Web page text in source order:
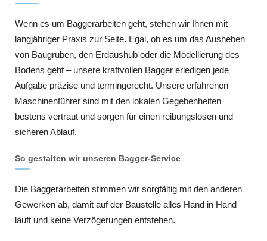
Wenn es um Baggerarbeiten geht, stehen wir Ihnen mit
langjähriger Praxis zur Seite. Egal, ob es um das Ausheben
von Baugruben, den Erdaushub oder die Modellierung des
Bodens geht – unsere kraftvollen Bagger erledigen jede
Aufgabe präzise und termingerecht. Unsere erfahrenen
Maschinenführer sind mit den lokalen Gegebenheiten
bestens vertraut und sorgen für einen reibungslosen und
sicheren Ablauf.
So gestalten wir unseren Bagger-Service
Die Baggerarbeiten stimmen wir sorgfältig mit den anderen
Gewerken ab, damit auf der Baustelle alles Hand in Hand
läuft und keine Verzögerungen entstehen.